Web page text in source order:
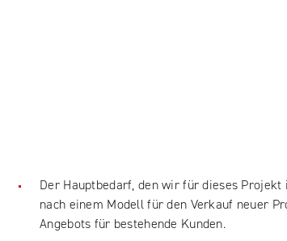
Der Hauptbedarf, den wir für dieses
nach einem Modell für den Verkauf neuer
Angebots für bestehende Kunden.